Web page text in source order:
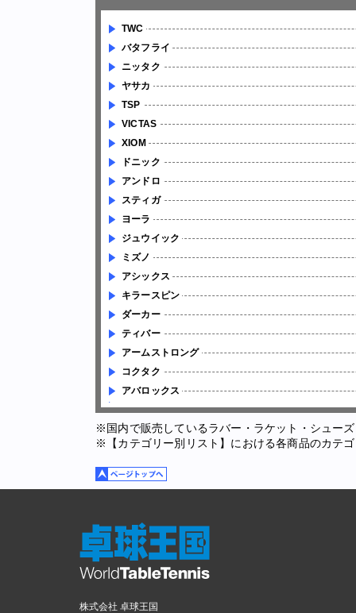
TWC
バタフライ
ニッタク
ヤサカ
TSP
VICTAS
XIOM
ドニック
アンドロ
スティガ
ヨーラ
ジュウイック
ミズノ
アシックス
キラースピン
ダーカー
ティバー
アームストロング
コクタク
アバロックス
※国内で販売しているラバー・ラケット・シュー
※【カテゴリー別リスト】における各商品のカテ
株式会社 卓球王国